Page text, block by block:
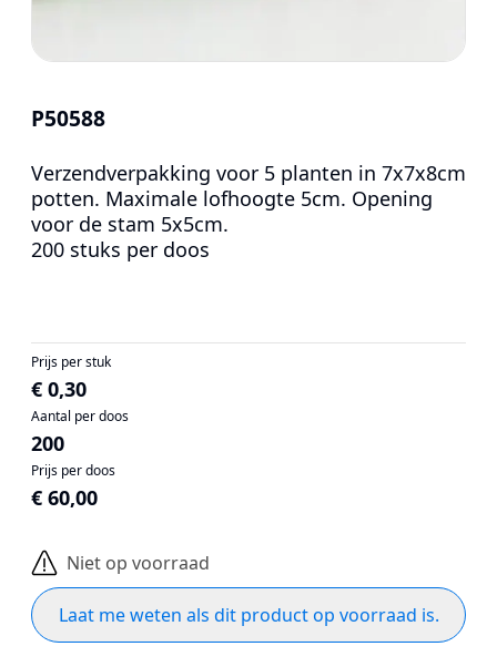
P50588
Verzendverpakking voor 5 planten in 7x7x8cm
potten. Maximale lofhoogte 5cm. Opening
voor de stam 5x5cm.
200 stuks per doos
Prijs per stuk
€ 0,30
Aantal per doos
200
Prijs per doos
€ 60,00
Niet op voorraad
Laat me weten als dit product op voorraad is.